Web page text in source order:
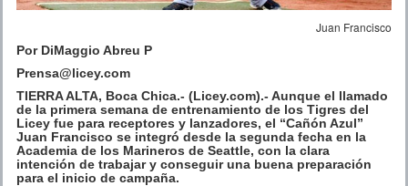
Juan Francisco
Por DiMaggio Abreu P
Prensa@licey.com
TIERRA ALTA, Boca Chica.- (Licey.com).- Aunque el llamado
de la primera semana de entrenamiento de los Tigres del
Licey fue para receptores y lanzadores, el “Cañón Azul”
Juan Francisco se integró desde la segunda fecha en la
Academia de los Marineros de Seattle, con la clara
intención de trabajar y conseguir una buena preparación
para el inicio de campaña.